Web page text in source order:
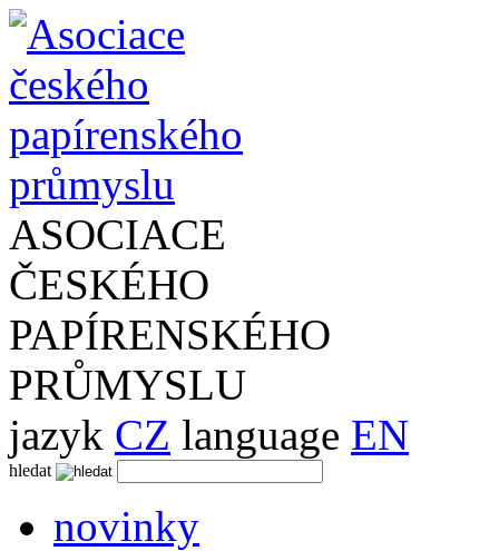
ASOCIACE
ČESKÉHO
PAPÍRENSKÉHO
PRŮMYSLU
jazyk CZ language EN
hledat
novinky